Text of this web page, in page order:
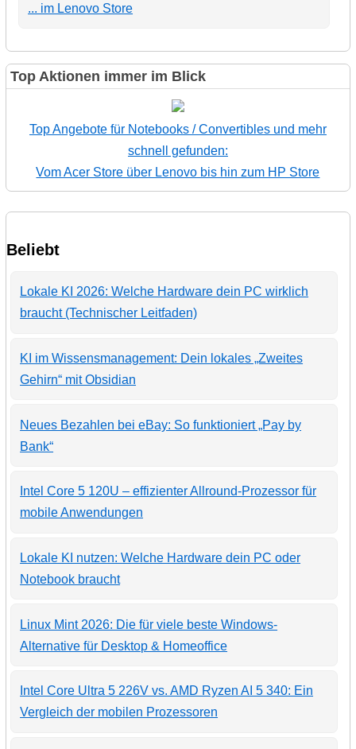
... im Lenovo Store
Top Aktionen immer im Blick
Top Angebote für Notebooks / Convertibles und mehr
schnell gefunden:
Vom Acer Store über Lenovo bis hin zum HP Store
Beliebt
Lokale KI 2026: Welche Hardware dein PC wirklich
braucht (Technischer Leitfaden)
KI im Wissensmanagement: Dein lokales „Zweites
Gehirn“ mit Obsidian
Neues Bezahlen bei eBay: So funktioniert „Pay by
Bank“
Intel Core 5 120U – effizienter Allround-Prozessor für
mobile Anwendungen
Lokale KI nutzen: Welche Hardware dein PC oder
Notebook braucht
Linux Mint 2026: Die für viele beste Windows-
Alternative für Desktop & Homeoffice
Intel Core Ultra 5 226V vs. AMD Ryzen AI 5 340: Ein
Vergleich der mobilen Prozessoren